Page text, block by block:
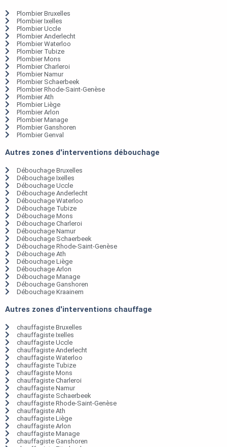
Plombier Bruxelles
Plombier Ixelles
Plombier Uccle
Plombier Anderlecht
Plombier Waterloo
Plombier Tubize
Plombier Mons
Plombier Charleroi
Plombier Namur
Plombier Schaerbeek
Plombier Rhode-Saint-Genèse
Plombier Ath
Plombier Liège
Plombier Arlon
Plombier Manage
Plombier Ganshoren
Plombier Genval
Autres zones d'interventions débouchage
Débouchage Bruxelles
Débouchage Ixelles
Débouchage Uccle
Débouchage Anderlecht
Débouchage Waterloo
Débouchage Tubize
Débouchage Mons
Débouchage Charleroi
Débouchage Namur
Débouchage Schaerbeek
Débouchage Rhode-Saint-Genèse
Débouchage Ath
Débouchage Liège
Débouchage Arlon
Débouchage Manage
Débouchage Ganshoren
Débouchage Kraainem
Autres zones d'interventions chauffage
chauffagiste Bruxelles
chauffagiste Ixelles
chauffagiste Uccle
chauffagiste Anderlecht
chauffagiste Waterloo
chauffagiste Tubize
chauffagiste Mons
chauffagiste Charleroi
chauffagiste Namur
chauffagiste Schaerbeek
chauffagiste Rhode-Saint-Genèse
chauffagiste Ath
chauffagiste Liège
chauffagiste Arlon
chauffagiste Manage
chauffagiste Ganshoren